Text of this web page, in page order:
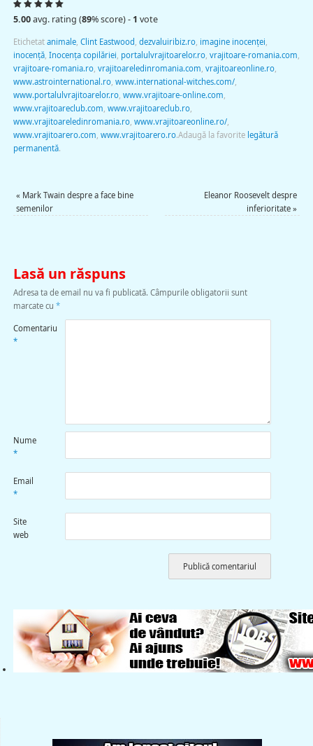
5.00avg. rating (89% score) - 1 vote
Etichetat animale, Clint Eastwood, dezvaluiribiz.ro, imagine inocenţei,
inocenţă, Inocenţa copilăriei, portalulvrajitoarelor.ro, vrajitoare-romania.com,
vrajitoare-romania.ro, vrajitoareledinromania.com, vrajitoareonline.ro,
www.astrointernational.ro, www.international-witches.com/,
www.portalulvrajitoarelor.ro, www.vrajitoare-online.com,
www.vrajitoareclub.com, www.vrajitoareclub.ro,
www.vrajitoareledinromania.ro, www.vrajitoareonline.ro/,
www.vrajitoarero.com, www.vrajitoarero.ro.Adaugă la favorite legătură
permanentă.
« Mark Twain despre a face bine
semenilor
Eleanor Roosevelt despre
inferioritate»
Lasă un răspuns
Adresa ta de email nu va fi publicată. Câmpurile obligatorii sunt
marcate cu *
Comentariu
*
Nume
*
Email
*
Site
web